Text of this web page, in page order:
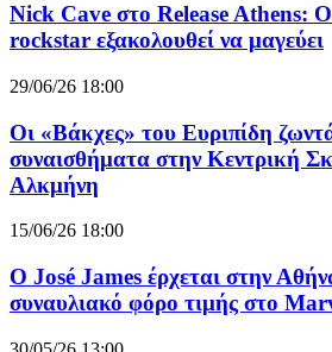
Nick Cave στο Release Athens: Ο
rockstar εξακολουθεί να μαγεύει
29/06/26 18:00
Οι «Βάκχες» του Ευριπίδη
συναισθήματα στην Κεντρική
Αλκμήνη
15/06/26 18:00
Ο José James έρχεται στην
συναυλιακό φόρο τιμής στο